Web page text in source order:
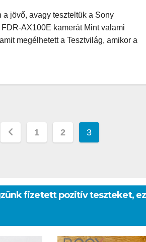
a jövő, avagy teszteltük a Sony
AX100E kamerát Mint valami
megélhetett a Tesztvilág, amikor a
Bejegyzések
1 2 3
fizetett pozitív teszteket,